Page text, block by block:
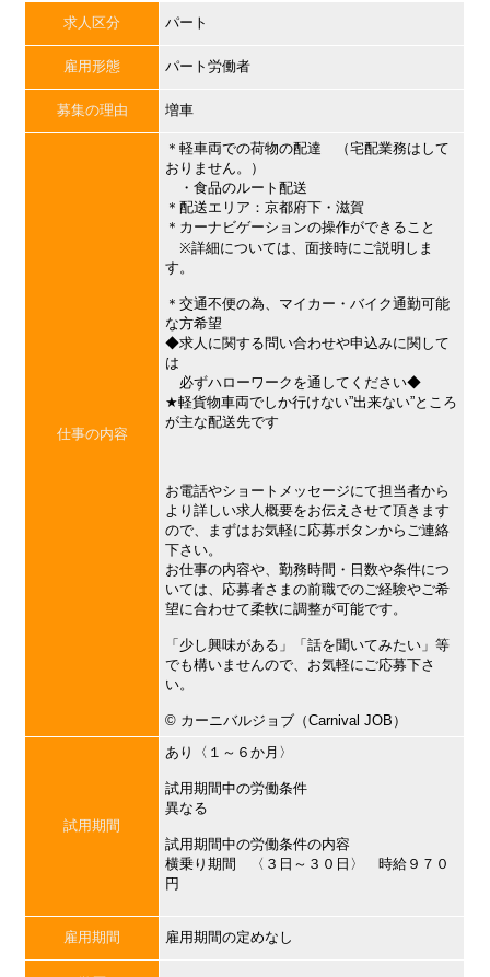
求人区分 パート
雇用形態 パート労働者
募集の理由 増車
仕事の内容
＊軽車両での荷物の配達 （宅配業務はして
おりません。）
・食品のルート配送
＊配送エリア：京都府下・滋賀
＊カーナビゲーションの操作ができること
※詳細については、面接時にご説明しま
す。
＊交通不便の為、マイカー・バイク通勤可能
な方希望
◆求人に関する問い合わせや申込みに関して
は
必ずハローワークを通してください◆
★軽貨物車両でしか行けない”出来ない”ところ
が主な配送先です
お電話やショートメッセージにて担当者から
より詳しい求人概要をお伝えさせて頂きます
ので、まずはお気軽に応募ボタンからご連絡
下さい。
お仕事の内容や、勤務時間・日数や条件につ
いては、応募者さまの前職でのご経験やご希
望に合わせて柔軟に調整が可能です。
「少し興味がある」「話を聞いてみたい」等
でも構いませんので、お気軽にご応募下さ
い。
©︎ カーニバルジョブ（Carnival JOB）
試用期間
あり〈１～６か月〉
試用期間中の労働条件
異なる
試用期間中の労働条件の内容
横乗り期間 〈３日～３０日〉 時給９７０
円
雇用期間 雇用期間の定めなし